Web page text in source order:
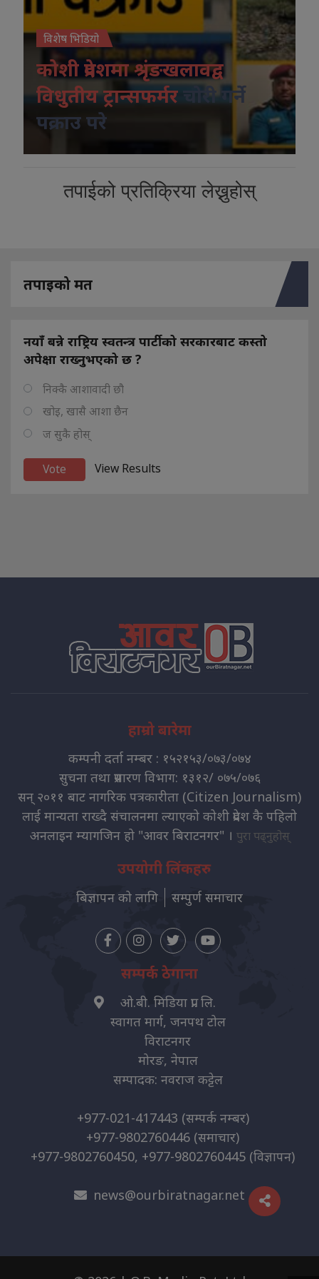
विशेष भिडियो
कोशी प्रदेशमा श्रृंङखलावद्व
विधुतीय ट्रान्सफर्मर
चोरी गर्ने
पक्राउ परे
तपाईको प्रतिक्रिया लेख्नुहोस्
तपाइको मत
नयाँ बन्ने राष्ट्रिय स्वतन्त्र पार्टीको सरकारबाट कस्तो
अपेक्षा राख्नुभएको छ ?
निक्कै आशावादी छौ
खोइ, खासै आशा छैन
ज सुकै होस्
View Results
हाम्रो बारेमा
कम्पनी दर्ता नम्बर : १५२१५३/०७३/०७४
सुचना तथा प्रसारण विभाग: १३१२/ ०७५/०७६
सन् २०११ बाट नागरिक पत्रकारीता (Citizen Journalism)
लाई मान्यता राख्दै संचालनमा ल्याएको कोशी प्रदेश कै पहिलो
अनलाइन म्यागजिन हो "आवर बिराटनगर" । पुरा पढ्नुहोस्
उपयोगी लिंकहरु
बिज्ञापन को लागि सम्पुर्ण समाचार
सम्पर्क ठेगाना
ओ.बी. मिडिया प्रा. लि.
स्वागत मार्ग, जनपथ टोल
विराटनगर
मोरङ, नेपाल
सम्पादक: नवराज कट्टेल
+977-021-417443 (सम्पर्क नम्बर)
+977-9802760446 (समाचार)
+977-9802760450, +977-9802760445 (विज्ञापन)
news@ourbiratnagar.net